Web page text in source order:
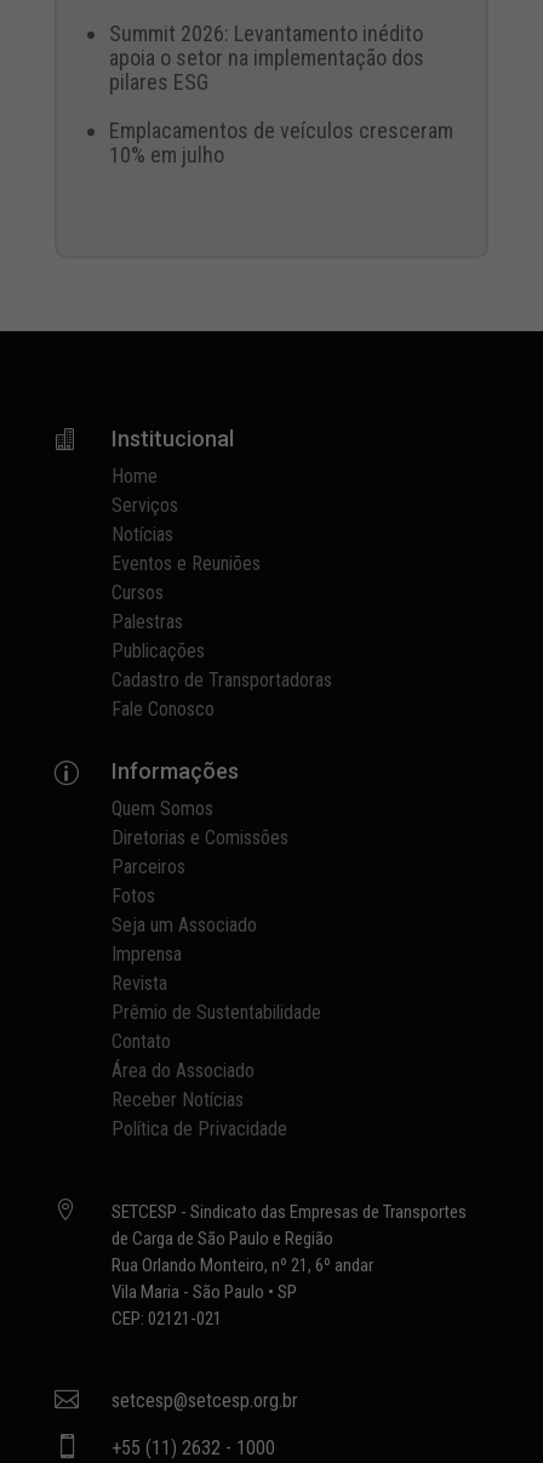
Summit 2026: Levantamento inédito
apoia o setor na implementação dos
pilares ESG
Emplacamentos de veículos cresceram
10% em julho
 Institucional
Home
Serviços
Notícias
Eventos e Reuniões
Cursos
Palestras
Publicações
Cadastro de Transportadoras
Fale Conosco
p Informações
Quem Somos
Diretorias e Comissões
Parceiros
Fotos
Seja um Associado
Imprensa
Revista
Prêmio de Sustentabilidade
Contato
Área do Associado
Receber Notícias
Política de Privacidade

SETCESP - Sindicato das Empresas de Transportes
de Carga de São Paulo e Região
Rua Orlando Monteiro, nº 21, 6º andar
Vila Maria - São Paulo • SP
CEP: 02121-021
 setcesp@setcesp.org.br
 +55 (11) 2632 - 1000